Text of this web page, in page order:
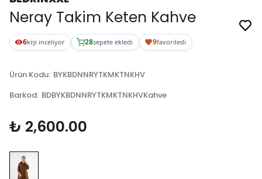
Neray Takim Keten Kahve
6kişi inceliyor 28sepete ekledi 9favoriledi
Ürün Kodu: BYKBDNNRYTKMKTNKHV
Barkod: BDBYKBDNNRYTKMKTNKHVKahve
₺ 2,600.00